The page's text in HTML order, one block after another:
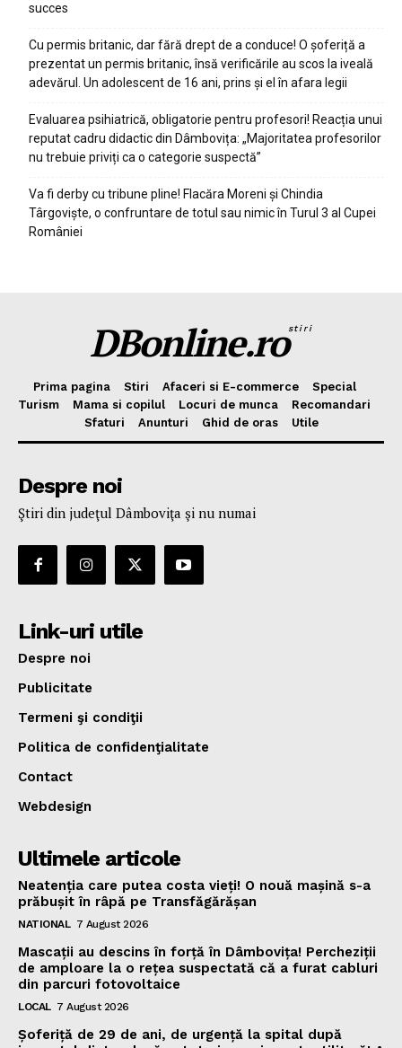
succes
Cu permis britanic, dar fără drept de a conduce! O șoferiță a
prezentat un permis britanic, însă verificările au scos la iveală
adevărul. Un adolescent de 16 ani, prins și el în afara legii
Evaluarea psihiatrică, obligatorie pentru profesori! Reacția unui
reputat cadru didactic din Dâmbovița: „Majoritatea profesorilor
nu trebuie priviți ca o categorie suspectă”
Va fi derby cu tribune pline! Flacăra Moreni și Chindia
Târgoviște, o confruntare de totul sau nimic în Turul 3 al Cupei
României
DBonline.rostiri
Prima pagina Stiri Afaceri si E-commerce
Special
Turism
Mama si copilul Locuri de munca
Recomandari
Sfaturi
Anunturi Ghid de oras Utile
Despre noi
Ştiri din judeţul Dâmboviţa şi nu numai
Link-uri utile
Despre noi
Publicitate
Termeni şi condiţii
Politica de confidenţialitate
Contact
Webdesign
Ultimele articole
Neatenția care putea costa vieți! O nouă mașină s-a
prăbușit în râpă pe Transfăgărășan
NATIONAL 7 August 2026
Mascații au descins în forță în Dâmbovița! Percheziții
de amploare la o rețea suspectată că a furat cabluri
din parcuri fotovoltaice
LOCAL 7 August 2026
Șoferiță de 29 de ani, de urgență la spital după